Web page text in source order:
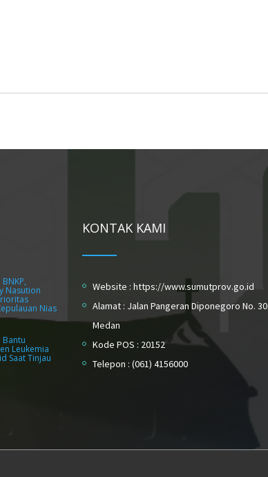
Nasution
Nias
Leukemia
Saat Tinjau
KONTAK KAMI
Website : https://www.sumutprov.go.id
Alamat : Jalan Pangeran Diponegoro No. 30
Medan
Kode POS : 20152
Telepon : (061) 4156000